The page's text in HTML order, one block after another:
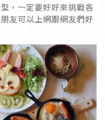
，一定要好好來挑戰各
友可以上網跟網友們好